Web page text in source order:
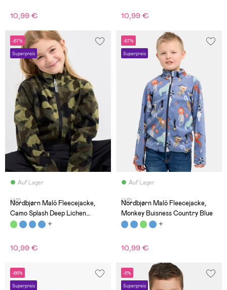
10,99 € 10,99 €
-67%
Superpreis
Auf Lager
(42)
Nordbjørn Malö Fleecejacke,
Camo Splash Deep Lichen
Green
10,99 €
-67%
Superpreis
Auf Lager
(42)
Nordbjørn Malö Fleecejacke,
Monkey Buisness Country Blue
10,99 €
-66%
Superpreis
-8%
Superpreis